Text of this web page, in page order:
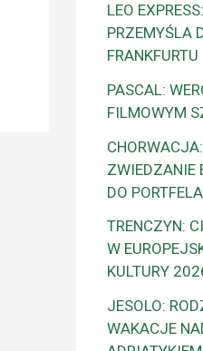
LEO
PRZEMYŚLA
PASCAL:
FILMOWYM
ZWIEDZANIE
DO PORTFELA
TRENCZYN:
W
KULTURY
JESOLO:
WAKACJE